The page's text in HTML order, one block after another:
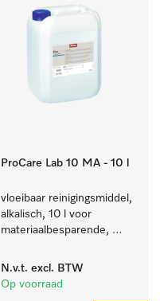
ProCare Lab 10 MA - 10 l
vloeibaar reinigingsmiddel,
alkalisch, 10 l voor
materiaalbesparende,
laboratoriumglasw. en -
gerei.
N.v.t. excl. BTW
Op voorraad